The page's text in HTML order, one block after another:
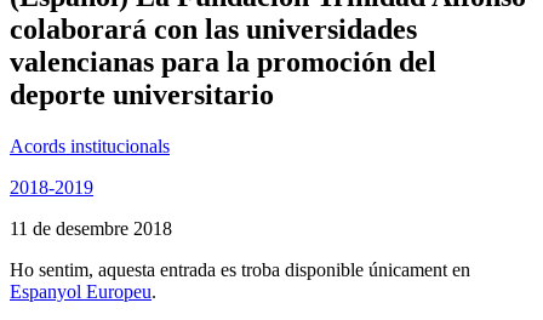
colaborará con las universidades
valencianas para la promoción del
deporte universitario
Acords institucionals
2018-2019
11 de desembre 2018
Ho sentim, aquesta entrada es troba disponible únicament en
Espanyol Europeu.